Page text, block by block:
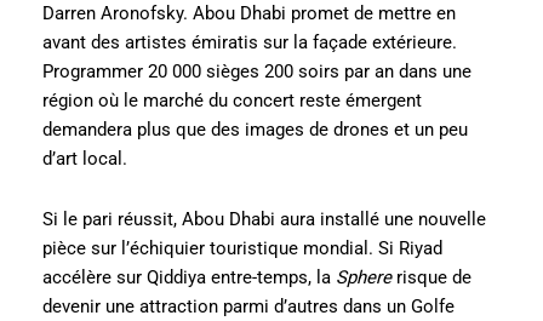
Darren Aronofsky. Abou Dhabi promet de mettre en
avant des artistes émiratis sur la façade extérieure.
Programmer 20 000 sièges 200 soirs par an dans une
région où le marché du concert reste émergent
demandera plus que des images de drones et un peu
d’art local.
Si le pari réussit, Abou Dhabi aura installé une nouvelle
pièce sur l’échiquier touristique mondial. Si Riyad
accélère sur Qiddiya entre-temps, la Sphererisque de
devenir une attraction parmi d’autres dans un Golfe